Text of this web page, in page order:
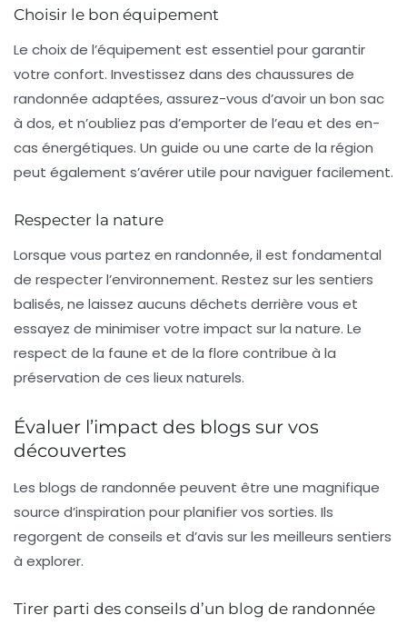
Choisir le bon équipement
Le choix de l’équipement est essentiel pour garantir
votre confort. Investissez dans des chaussures de
randonnée adaptées, assurez-vous d’avoir un bon sac
à dos, et n’oubliez pas d’emporter de l’eau et des en-
cas énergétiques. Un guide ou une carte de la région
peut également s’avérer utile pour naviguer facilement.
Respecter la nature
Lorsque vous partez en randonnée, il est fondamental
de respecter l’environnement. Restez sur les sentiers
balisés, ne laissez aucuns déchets derrière vous et
essayez de minimiser votre impact sur la nature. Le
respect de la faune et de la flore contribue à la
préservation de ces lieux naturels.
Évaluer l’impact des blogs sur vos
découvertes
Les blogs de randonnée peuvent être une magnifique
source d’inspiration pour planifier vos sorties. Ils
regorgent de conseils et d’avis sur les meilleurs sentiers
à explorer.
Tirer parti des conseils d’un blog de randonnée